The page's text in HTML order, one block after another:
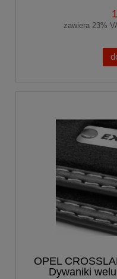
zawiera 23%
OPEL
Dywaniki